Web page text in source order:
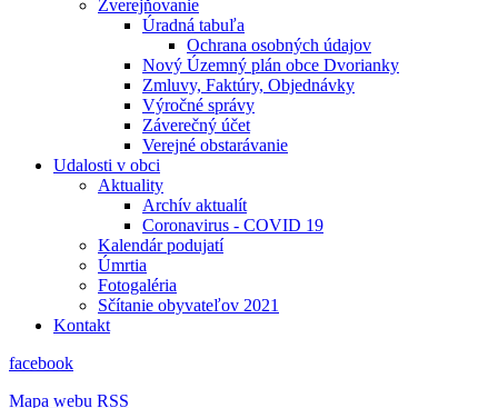
Zverejňovanie
Úradná tabuľa
Ochrana osobných údajov
Nový Územný plán obce Dvorianky
Zmluvy, Faktúry, Objednávky
Výročné správy
Záverečný účet
Verejné obstarávanie
Udalosti v obci
Aktuality
Archív aktualít
Coronavirus - COVID 19
Kalendár podujatí
Úmrtia
Fotogaléria
Sčítanie obyvateľov 2021
Kontakt
facebook
Mapa webu RSS